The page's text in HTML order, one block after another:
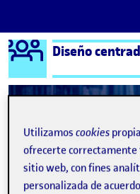
Saltar al contenido
Logo Ágora
Semestre 20232 - Aula 2
Utilizamoscookies
ofrecerte correctamente
sitio web, con fines
personalizada de